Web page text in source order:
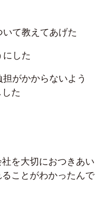
て教えてあげた
した
がかからないよう
た
を大切におつきあい
ことがわかったんで